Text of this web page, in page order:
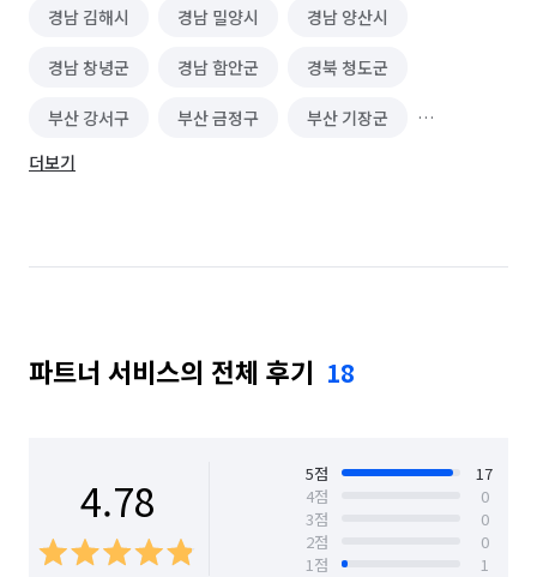
🎀 깔끔하고 안전한 포장자재 사용
🧦 깨끗한 이사를 위한 덧신 착용
🪄 냉장고 청소 서비스 제공 가능
🔧 커튼 및 부착물 설치 가능
경남 김해시 경남 밀양시 경남 양산시
경남 창녕군 경남 함안군 경북 청도군
부산 강서구 부산 금정구 부산 기장군
부산 남구
부산 사하구 부산 서구 부산 수영구
부산 해운대구 울산 남구 울산 울주군
더보기
파트너 서비스의 전체 후기 18
4.78 5점
17
4점
0
3점
0
2점
0
1점
1